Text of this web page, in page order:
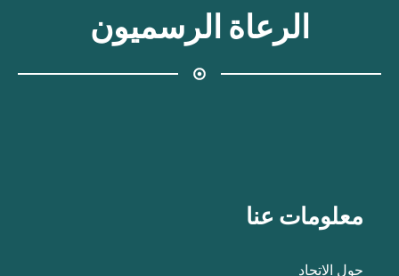
الرعاة الرسميون
معلومات عنا
حول الاتحاد